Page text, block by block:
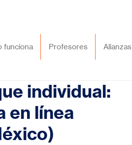
funciona Profesores Alianzas
individual:
en línea